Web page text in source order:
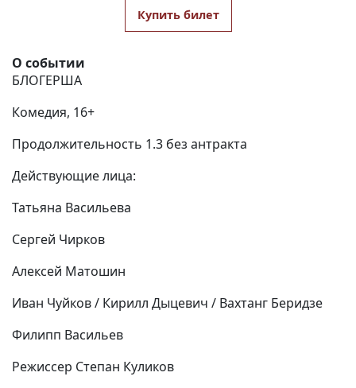
Купить билет
О событии
БЛОГЕРША
Комедия, 16+
Продолжительность 1.3 без антракта
Действующие лица:
Татьяна Васильева
Сергей Чирков
Алексей Матошин
Иван Чуйков / Кирилл Дыцевич / Вахтанг Беридзе
Филипп Васильев
Режиссер Степан Куликов